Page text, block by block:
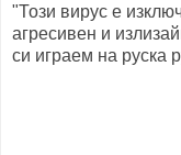
"Този вирус е
агресивен и
си играем на руска